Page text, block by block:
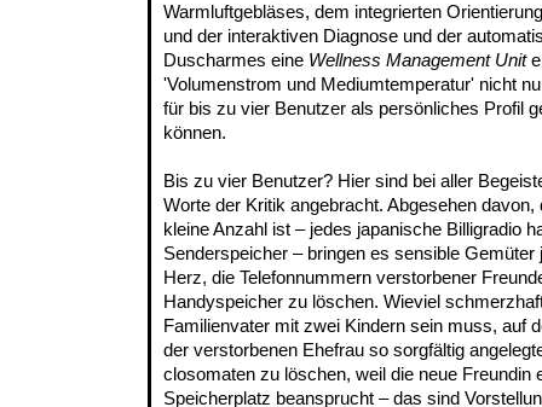
Warmluftgebläses, dem integrierten
und der interaktiven Diagnose und der
Duscharmes eine Wellness Management Unit
'Volumenstrom und Mediumtemperatur' nicht
für bis zu vier Benutzer als persönliches Profil
können.
Bis zu vier Benutzer? Hier sind bei aller
Worte der Kritik angebracht. Abgesehen
kleine Anzahl ist – jedes japanische Billigradio
Senderspeicher – bringen es sensible
Herz, die Telefonnummern verstorbener
Handyspeicher zu löschen. Wieviel
Familienvater mit zwei Kindern sein muss, auf
der verstorbenen Ehefrau so sorgfältig
closomaten zu löschen, weil die neue Freundin
Speicherplatz beansprucht – das sind